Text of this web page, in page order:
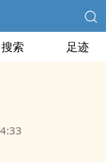
搜索 足迹